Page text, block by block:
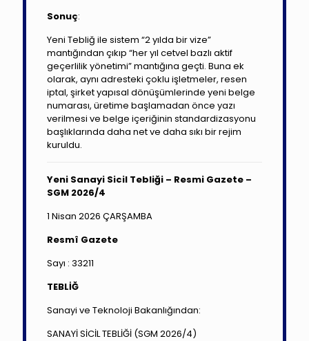
Sonuç:
Yeni Tebliğ ile sistem “2 yılda bir vize”
mantığından çıkıp “her yıl cetvel bazlı aktif
geçerlilik yönetimi” mantığına geçti. Buna ek
olarak, aynı adresteki çoklu işletmeler, resen
iptal, şirket yapısal dönüşümlerinde yeni belge
numarası, üretime başlamadan önce yazı
verilmesi ve belge içeriğinin standardizasyonu
başlıklarında daha net ve daha sıkı bir rejim
kuruldu.
Yeni Sanayi Sicil Tebliği – Resmi Gazete –
SGM 2026/4
1 Nisan 2026 ÇARŞAMBA
Resmî Gazete
Sayı : 33211
TEBLİĞ
Sanayi ve Teknoloji Bakanlığından:
SANAYİ SİCİL TEBLİĞİ (SGM 2026/4)